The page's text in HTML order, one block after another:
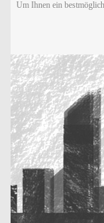
Um Ihnen ein